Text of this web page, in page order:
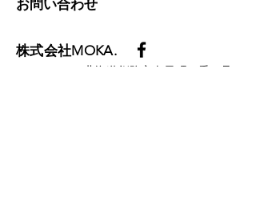
株式会社MOKA.
​​〒085-0041 北海道釧路市春日町３番６号